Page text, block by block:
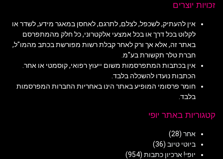
זכויות יוצרים
אין להעתיק, לשכפל, לצלם, לתרגם, לאחסן במאגר מידע, לשדר או
לקלוט בכל דרך או בכל אמצעי אלקטרוני, כל חלק מהמתפרסם
באתר זה, אלא אך ורק לאחר קבלת רשות מפורשת בכתב מהמו"ל,
חברת טלר תקשורת בע"מ.
אין בכתבות המתפרסמות משום ייעוץ רפואי, קוסמטי או אחר.
הכתבות נועדו להשכלה בלבד.
חומר פרסומי המופיע באתר הינו באחריות החברות המפרסמות
בלבד.
קטגוריות באתר יופי
אחר (28)
ביוטי טיוב (36)
יופי! ארכיון כתבות (954)